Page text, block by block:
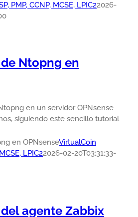
PMP, CCNP, MCSE, LPIC22026-
Ntopng en
en un servidor OPNsense
siguiendo este sencillo tutorial
en OPNsenseVirtualCoin
LPIC22026-02-20T03:31:33-
agente Zabbix